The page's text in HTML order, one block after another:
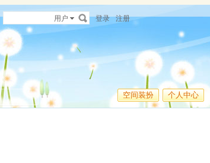
用户 登录 注册
空间装扮 个人中心